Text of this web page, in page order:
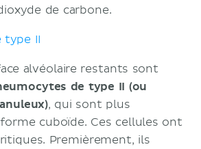
de carbone.
type II
alvéolaire restants sont
de type II (ou
, qui sont plus
cuboïde. Ces cellules ont
Premièrement, ils